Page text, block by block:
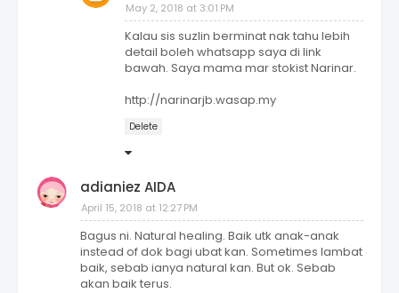
May 2, 2018 at 3:01 PM
Kalau sis suzlin berminat nak tahu lebih
detail boleh whatsapp saya di link
bawah. Saya mama mar stokist Narinar.
http://narinarjb.wasap.my
Delete
adianiez AIDA
April 15, 2018 at 12:27 PM
Bagus ni. Natural healing. Baik utk anak-anak
instead of dok bagi ubat kan. Sometimes lambat
baik, sebab ianya natural kan. But ok. Sebab
akan baik terus.